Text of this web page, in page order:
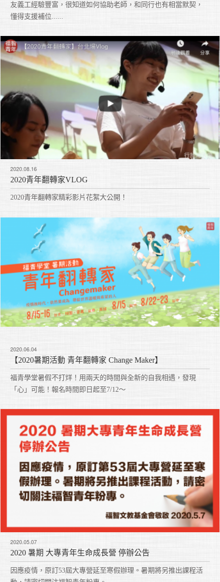
友義工經驗豐富，很知道如何協助老師，和同行也有相當默契，
懂得支援補位......
2020.08.16
2020青年翻轉家VLOG
2020青年翻轉家精彩影片花絮大公開！
2020.06.04
【2020暑期活動 青年翻轉家 Change Maker】
福青學堂暑假不打烊！用兩天的時間與全新的自我相遇，發現
「心」可能！報名時間即日起至7/12～
2020.05.07
2020 暑期 大專青年生命成長營 停辦公告
因應疫情，原訂53屆大專營延至寒假辦理。暑期將另推出課程活